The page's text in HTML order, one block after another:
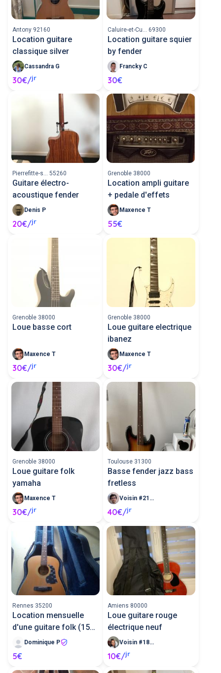
Antony 92160
Location guitare
classique silver
Cassandra G
30€/jr
Caluire-et-Cu... 69300
Location guitare squier
by fender
Francky C
30€
Pierrefitte-s... 55260
Guitare électro-
acoustique fender
Denis P
20€/jr
Grenoble 38000
Location ampli guitare
+ pedale d'effets
Maxence T
55€
Grenoble 38000
Loue basse cort
Maxence T
30€/jr
Grenoble 38000
Loue guitare electrique
ibanez
Maxence T
30€/jr
Grenoble 38000
Loue guitare folk
yamaha
Maxence T
30€/jr
Toulouse 31300
Basse fender jazz bass
fretless
Voisin #210256
40€/jr
Rennes 35200
Location mensuelle
d'une guitare folk (15
jours)Dominique P
5€
Amiens 80000
Loue guitare rouge
électrique neuf
Voisin #184760
10€/jr